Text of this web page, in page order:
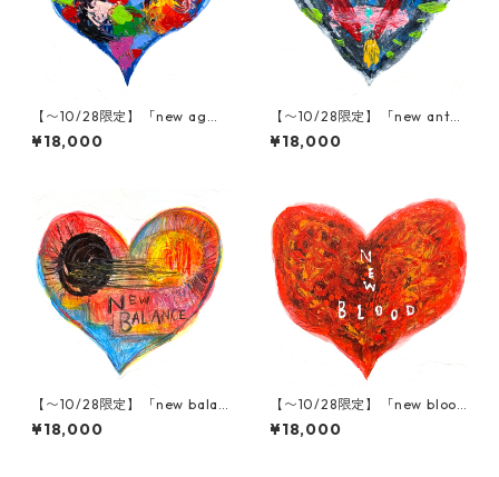
【〜10/28限定】「new ag
e」木村タカヒロ原画
¥18,000
【〜10/28限定】「new anten
na」木村タカヒロ原画
¥18,000
【〜10/28限定】「new balan
ce」木村タカヒロ原画
¥18,000
【〜10/28限定】「new bloo
d」木村タカヒロ原画
¥18,000